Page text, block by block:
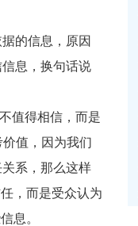
的信息，原因
息，换句话说
值得相信，而是
值，因为我们
系，那么这样
，而是受众认为
息。